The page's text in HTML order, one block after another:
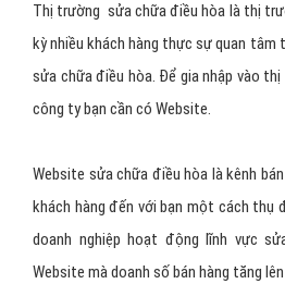
Thị trường sửa chữa điều hòa là thị
kỳ nhiều khách hàng thực sự quan tâm
sửa chữa điều hòa. Để gia nhập vào
công ty bạn cần có Website.
Website sửa chữa điều hòa là kênh
khách hàng đến với bạn một cách thụ
doanh nghiệp hoạt động lĩnh vực
Website mà doanh số bán hàng tăng